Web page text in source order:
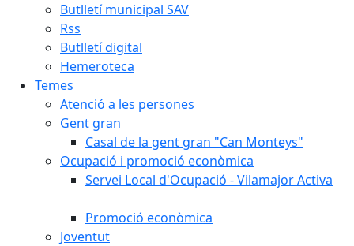
Butlletí municipal SAV
Rss
Butlletí digital
Hemeroteca
Temes
Atenció a les persones
Gent gran
Casal de la gent gran "Can Monteys"
Ocupació i promoció econòmica
Servei Local d'Ocupació - Vilamajor Activa
Promoció econòmica
Joventut